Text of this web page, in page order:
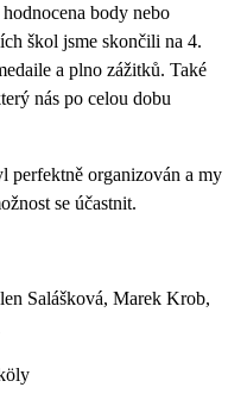
body nebo
škol jsme skončili na 4.
a plno zážitků. Také
nás po celou dobu
perfektně organizován a my
se účastnit.
Salášková, Marek Krob,